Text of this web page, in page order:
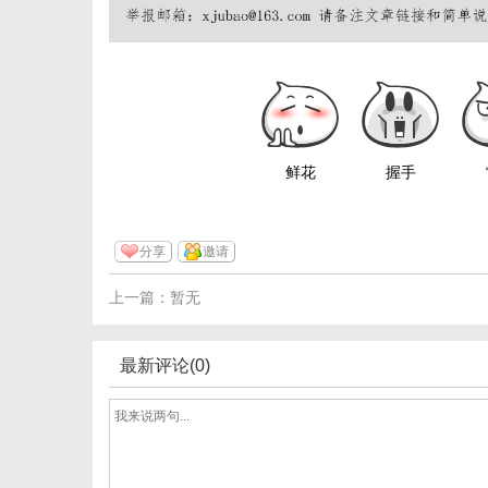
鲜花 握手
分享 邀请
上一篇：暂无
最新评论(0)